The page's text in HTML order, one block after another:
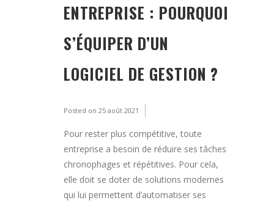
ENTREPRISE : POURQUOI
S’ÉQUIPER D’UN
LOGICIEL DE GESTION ?
Posted on 25 août 2021
Pour rester plus compétitive, toute
entreprise a besoin de réduire ses tâches
chronophages et répétitives. Pour cela,
elle doit se doter de solutions modernes
qui lui permettent d’automatiser ses